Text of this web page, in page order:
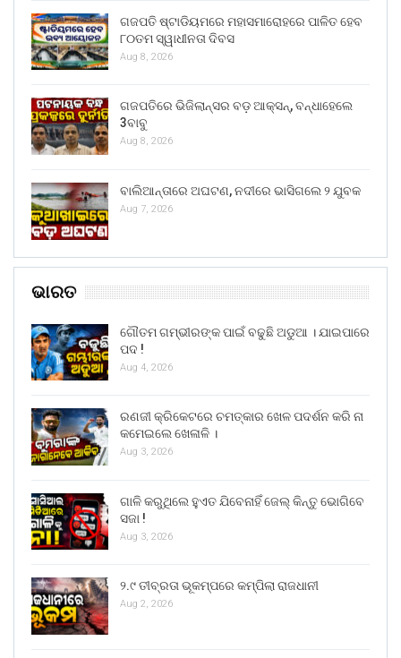
ଗଜପତି ଷ୍ଟାଡିୟମରେ ମହାସମାରୋହରେ ପାଳିତ ହେବ
୮୦ତମ ସ୍ୱାଧୀନତା ଦିବସ
Aug 8, 2026
ଗଜପତିରେ ଭିଜିଲାନ୍ସର ବଡ଼ ଆକ୍ସନ୍, ବନ୍ଧାହେଲେ
3ବାବୁ
Aug 8, 2026
ବାଲିଆନ୍ତାରେ ଅଘଟଣ, ନଦୀରେ ଭାସିଗଲେ ୨ ଯୁବକ
Aug 7, 2026
ଭାରତ
ଗୌତମ ଗମ୍ଭୀରଙ୍କ ପାଇଁ ବଢୁଛି ଅଡୁଆ । ଯାଇପାରେ
ପଦ !
Aug 4, 2026
ରଣଜୀ କ୍ରିକେଟରେ ଚମତ୍କାର ଖେଳ ପଦର୍ଶନ କରି ନା
କମେଇଲେ ଖେଳାଳି ।
Aug 3, 2026
ଗାଳି କରୁଥିଲେ ହୁଏତ ଯିବେନାହିଁ ଜେଲ୍ କିନ୍ତୁ ଭୋଗିବେ
ସଜା !
Aug 3, 2026
୨.୯ ତୀବ୍ରତା ଭୂକମ୍ପରେ କମ୍ପିଲା ରାଜଧାନୀ
Aug 2, 2026